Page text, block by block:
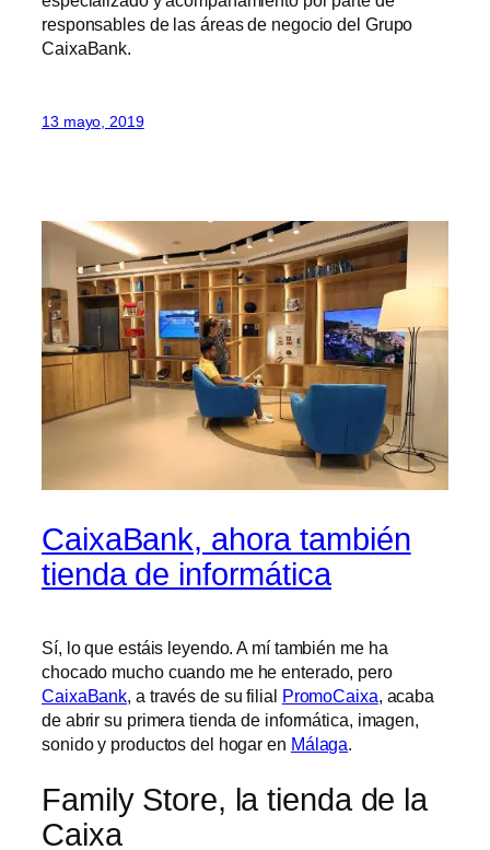
responsables de las áreas de negocio del Grupo
CaixaBank.
13 mayo, 2019
CaixaBank, ahora también
tienda de informática
Sí, lo que estáis leyendo. A mí también me ha
chocado mucho cuando me he enterado, pero
CaixaBank, a través de su filial PromoCaixa, acaba
de abrir su primera tienda de informática, imagen,
sonido y productos del hogar en Málaga.
Family Store, la tienda de la
Caixa